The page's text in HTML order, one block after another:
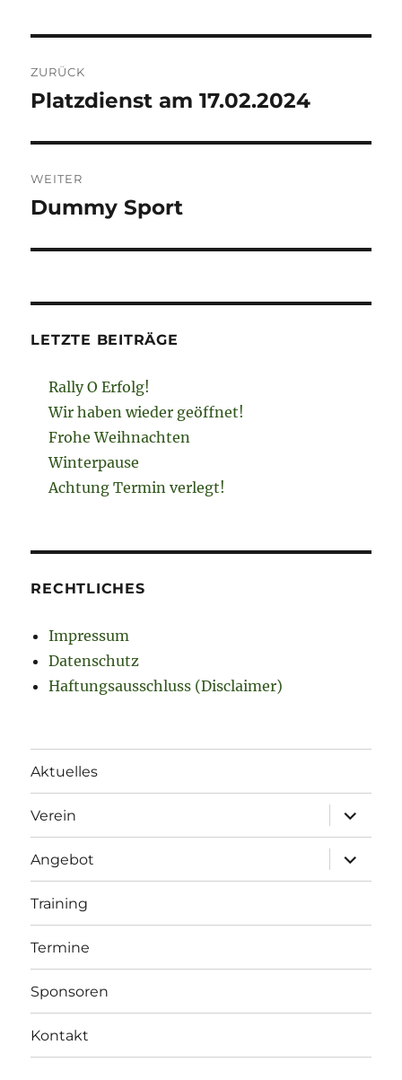
ZURÜCK
Vorheriger
Platzdienst am 17.02.2024
WEITER
Nächster
Dummy Sport
LETZTE BEITRÄGE
Rally O Erfolg!
Wir haben wieder geöffnet!
Frohe Weihnachten
Winterpause
Achtung Termin verlegt!
RECHTLICHES
Impressum
Datenschutz
Haftungsausschluss (Disclaimer)
Aktuelles
Verein
öffnen
Angebot
öffnen
Training
Termine
Sponsoren
Kontakt